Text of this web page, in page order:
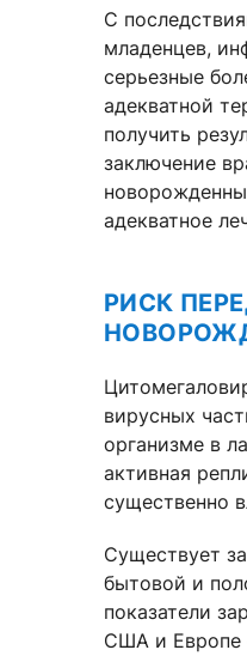
С
младенцев,
серьезные
адекватной
получить
заключение
адекватное
РИСК
вирусных
организме в
активная
существенно
Существует
бытовой и
показатели
США и Европе